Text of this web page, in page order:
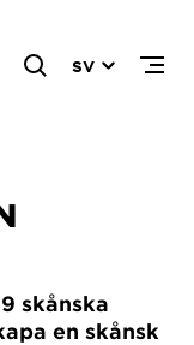
SV
skånska
en skånsk